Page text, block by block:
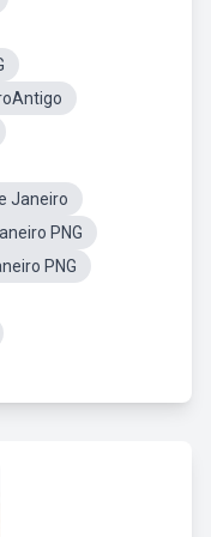
Janeiro
PNG
PNG